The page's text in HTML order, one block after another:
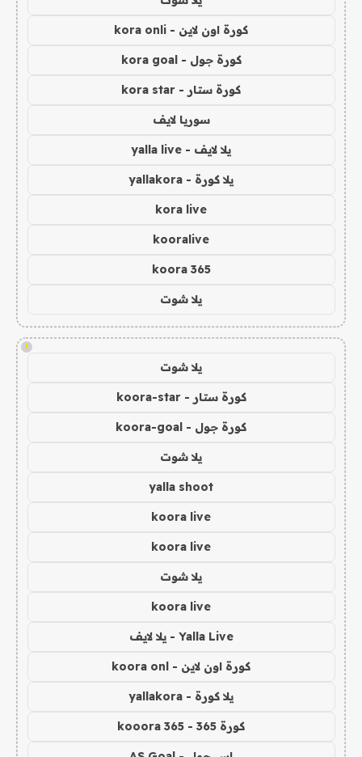
كورة اون لاين - kora onli
كورة جول - kora goal
كورة ستار - kora star
سوريا لايف
يلا لايف - yalla live
يلا كورة - yallakora
kora live
kooralive
koora 365
يلا شوت
!
يلا شوت
كورة ستار - koora-star
كورة جول - koora-goal
يلا شوت
yalla shoot
koora live
koora live
يلا شوت
koora live
Yalla Live - يلا لايف
كورة اون لاين - koora onl
يلا كورة - yallakora
كورة 365 - kooora 365